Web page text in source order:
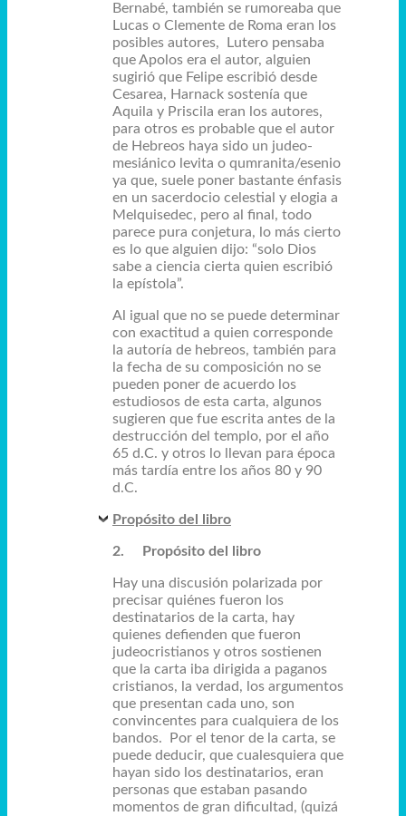
Bernabé, también se rumoreaba que
Lucas o Clemente de Roma eran los
posibles autores, Lutero pensaba
que Apolos era el autor, alguien
sugirió que Felipe escribió desde
Cesarea, Harnack sostenía que
Aquila y Priscila eran los autores,
para otros es probable que el autor
de Hebreos haya sido un judeo-
mesiánico levita o qumranita/esenio
ya que, suele poner bastante énfasis
en un sacerdocio celestial y elogia a
Melquisedec, pero al final, todo
parece pura conjetura, lo más cierto
es lo que alguien dijo: “solo Dios
sabe a ciencia cierta quien escribió
la epístola”.
Al igual que no se puede determinar
con exactitud a quien corresponde
la autoría de hebreos, también para
la fecha de su composición no se
pueden poner de acuerdo los
estudiosos de esta carta, algunos
sugieren que fue escrita antes de la
destrucción del templo, por el año
65 d.C. y otros lo llevan para época
más tardía entre los años 80 y 90
d.C.
Propósito del libro
2. Propósito del libro
Hay una discusión polarizada por
precisar quiénes fueron los
destinatarios de la carta, hay
quienes defienden que fueron
judeocristianos y otros sostienen
que la carta iba dirigida a paganos
cristianos, la verdad, los argumentos
que presentan cada uno, son
convincentes para cualquiera de los
bandos. Por el tenor de la carta, se
puede deducir, que cualesquiera que
hayan sido los destinatarios, eran
personas que estaban pasando
momentos de gran dificultad, (quizá